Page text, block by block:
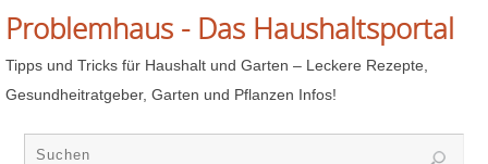
Problemhaus - Das Haushaltsportal
Tipps und Tricks für Haushalt und Garten – Leckere Rezepte,
Gesundheitratgeber, Garten und Pflanzen Infos!